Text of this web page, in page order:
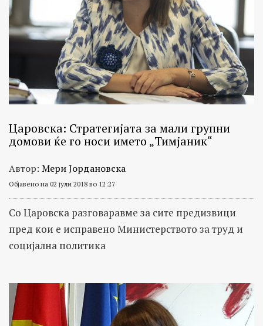
Царовска: Стратегијата за мали групни
домови ќе го носи името „Тимјаник“
Автор: Мери Јордановска
Објавено на 02 јули 2018 во 12:27
Со Царовска разговаравме за сите предизвици
пред кои е исправено Министерството за труд и
социјална политика